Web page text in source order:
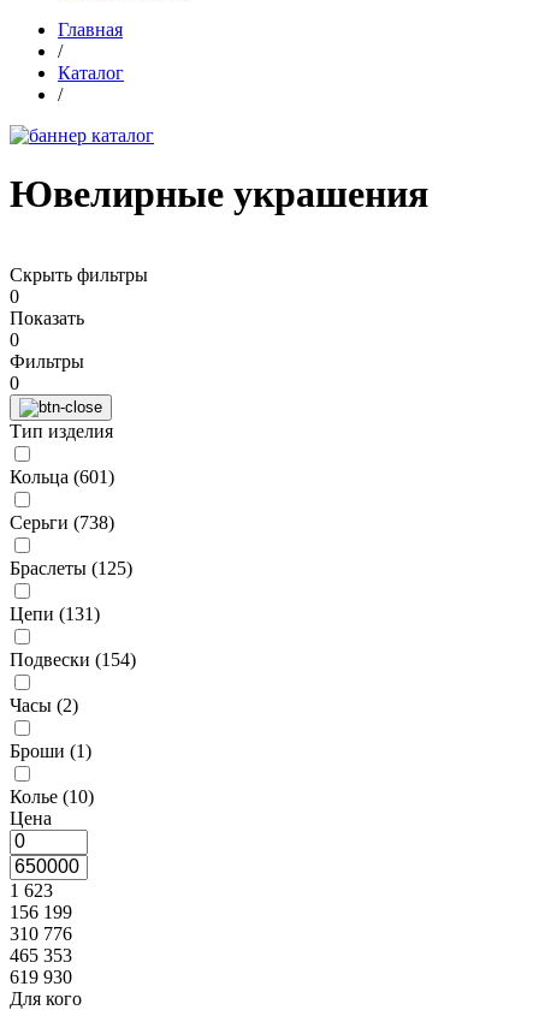
Главная
/
Каталог
/
Ювелирные украшения
Скрыть фильтры
0
Показать
0
Фильтры
0
Тип изделия
Кольца (601)
Серьги (738)
Браслеты (125)
Цепи (131)
Подвески (154)
Часы (2)
Броши (1)
Колье (10)
Цена
1 623
156 199
310 776
465 353
619 930
Для кого